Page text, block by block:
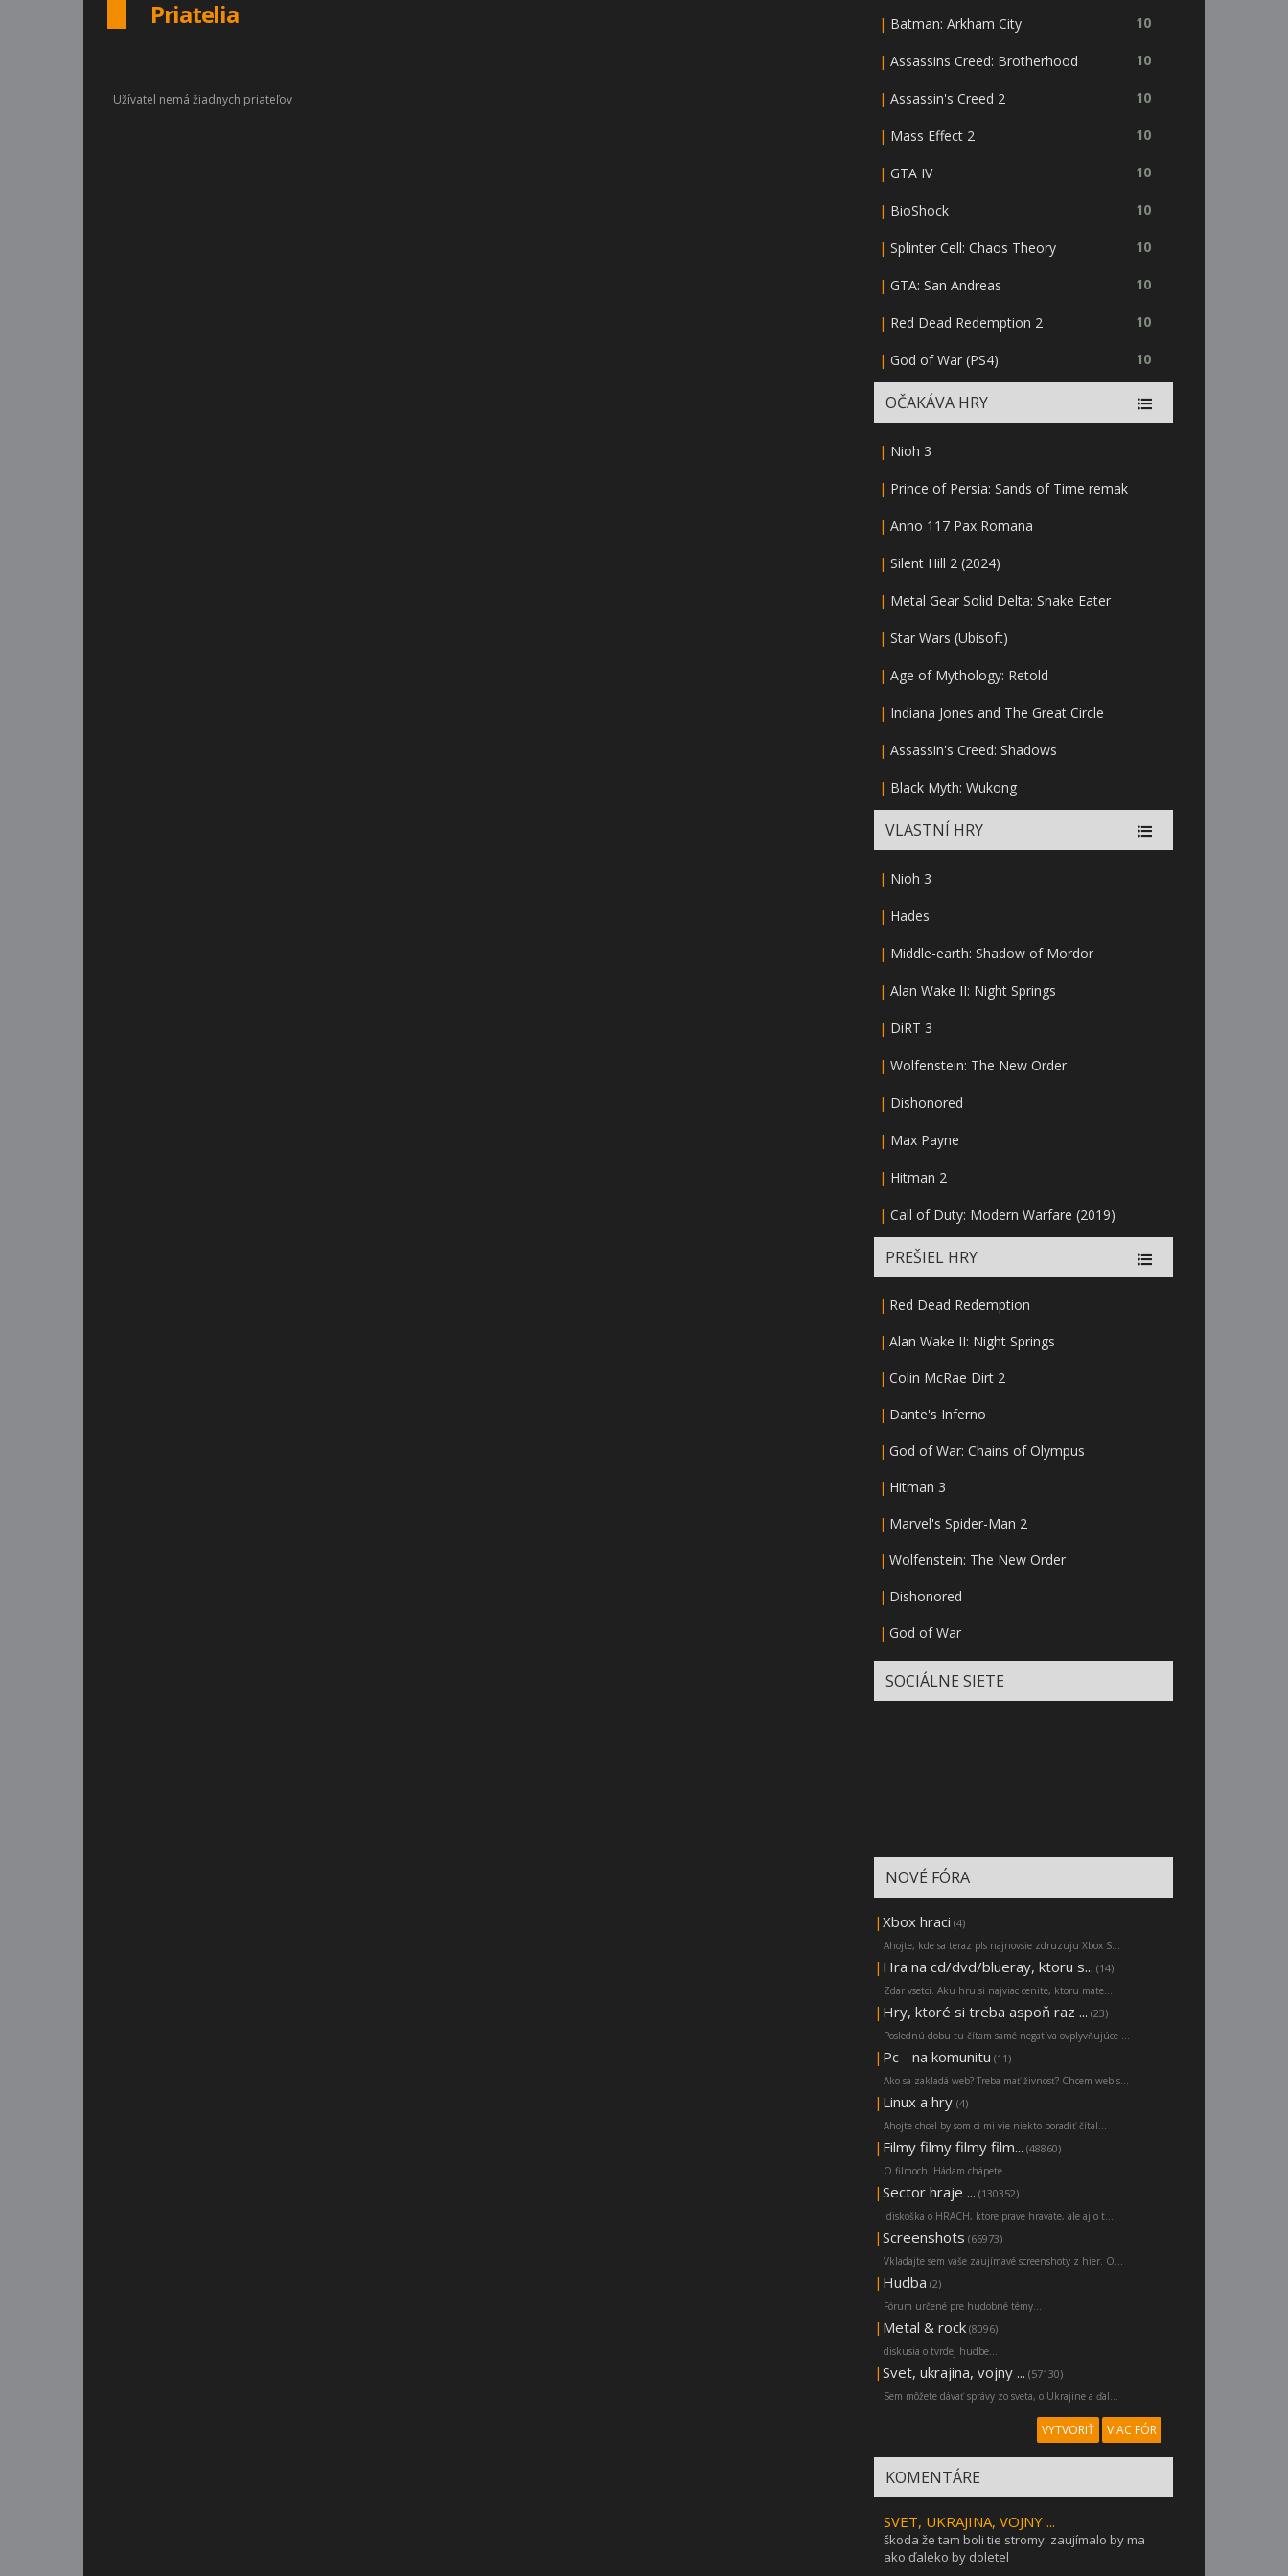
Priatelia
Užívatel nemá žiadnych priateľov
10
| Batman: Arkham City
10
| Assassins Creed: Brotherhood
10
| Assassin's Creed 2
10
| Mass Effect 2
10
| GTA IV
10
| BioShock
10
| Splinter Cell: Chaos Theory
10
| GTA: San Andreas
10
| Red Dead Redemption 2
10
| God of War (PS4)
OČAKÁVA HRY
| Nioh 3
| Prince of Persia: Sands of Time remak
| Anno 117 Pax Romana
| Silent Hill 2 (2024)
| Metal Gear Solid Delta: Snake Eater
| Star Wars (Ubisoft)
| Age of Mythology: Retold
| Indiana Jones and The Great Circle
| Assassin's Creed: Shadows
| Black Myth: Wukong
VLASTNÍ HRY
| Nioh 3
| Hades
| Middle-earth: Shadow of Mordor
| Alan Wake II: Night Springs
| DiRT 3
| Wolfenstein: The New Order
| Dishonored
| Max Payne
| Hitman 2
| Call of Duty: Modern Warfare (2019)
PREŠIEL HRY
| Red Dead Redemption
| Alan Wake II: Night Springs
| Colin McRae Dirt 2
| Dante's Inferno
| God of War: Chains of Olympus
| Hitman 3
| Marvel's Spider-Man 2
| Wolfenstein: The New Order
| Dishonored
| God of War
SOCIÁLNE SIETE
NOVÉ FÓRA
| Xbox hraci (4)
Ahojte, kde sa teraz pls najnovsie zdruzuju Xbox S...
| Hra na cd/dvd/blueray, ktoru s... (14)
Zdar vsetci. Aku hru si najviac cenite, ktoru mate...
| Hry, ktoré si treba aspoň raz ... (23)
Poslednú dobu tu čítam samé negatíva ovplyvňujúce ...
| Pc - na komunitu (11)
Ako sa zakladá web? Treba mať živnosť? Chcem web s...
| Linux a hry (4)
Ahojte chcel by som ci mi vie niekto poradiť čítal...
| Filmy filmy filmy film... (48860)
O filmoch. Hádam chápete....
| Sector hraje ... (130352)
:diskoška o HRACH, ktore prave hravate, ale aj o t...
| Screenshots (66973)
Vkladajte sem vaše zaujímavé screenshoty z hier. O...
| Hudba (2)
Fórum určené pre hudobné témy...
| Metal & rock (8096)
diskusia o tvrdej hudbe...
| Svet, ukrajina, vojny ... (57130)
Sem môžete dávať správy zo sveta, o Ukrajine a ďal...
VYTVORIŤ VIAC FÓR
KOMENTÁRE
SVET, UKRAJINA, VOJNY ...
škoda že tam boli tie stromy. zaujímalo by ma
ako ďaleko by doletel